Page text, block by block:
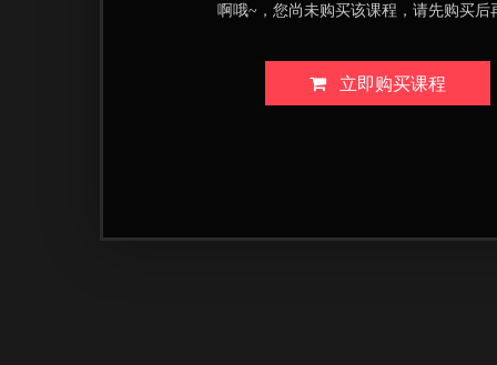
啊哦~，您尚未购买该课程，请先购买后
立即购买课程